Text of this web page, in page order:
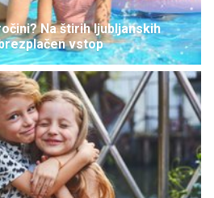
Na štirih ljubljanskih
vstop